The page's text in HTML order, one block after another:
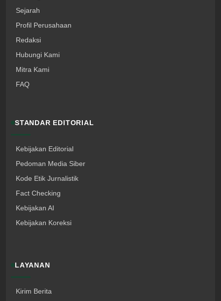
Sejarah
Profil Perusahaan
Redaksi
Hubungi Kami
Mitra Kami
FAQ
STANDAR EDITORIAL
Kebijakan Editorial
Pedoman Media Siber
Kode Etik Jurnalistik
Fact Checking
Kebijakan AI
Kebijakan Koreksi
LAYANAN
Kirim Berita